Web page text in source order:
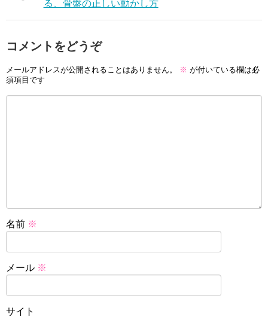
る、骨盤の正しい動かし方
コメントをどうぞ
メールアドレスが公開されることはありません。 ※ が付いている欄は必
須項目です
名前 ※
メール ※
サイト